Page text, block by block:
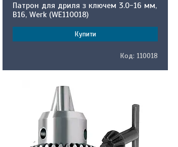
Патрон для дриля з ключем 3.0-16 мм,
В16, Werk (WE110018)
Купити
110018